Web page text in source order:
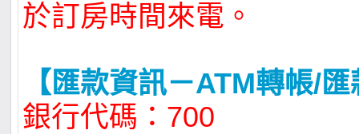
於訂房時間來電。
【匯款資訊－ATM轉帳/
銀行代碼：700